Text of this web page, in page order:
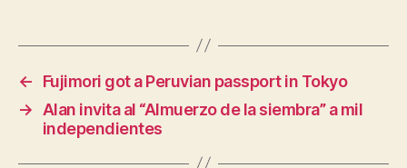
←
Fujimori got a Peruvian passport in Tokyo
→
Alan invita al “Almuerzo de la siembra” a mil
independientes